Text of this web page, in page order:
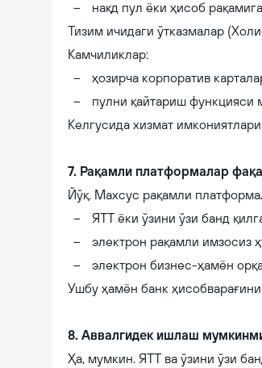
нақд пул ёки ҳисоб
Тизим ичидаги ўтказмалар
Камчиликлар:
ҳозирча корпоратив
пулни қайтариш функцияси
Келгусида хизмат
7. Рақамли платформалар
Йўқ. Махсус рақамли
ЯТТ ёки ўзини ўзи банд
электрон рақамли имзосиз
электрон бизнес-ҳамён
Ушбу ҳамён банк
8. Аввалгидек ишлаш
Ҳа, мумкин. ЯТТ ва ўзини ўзи